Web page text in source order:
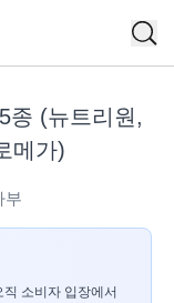
종 (뉴트리원,
메가)
부
직 소비자 입장에서